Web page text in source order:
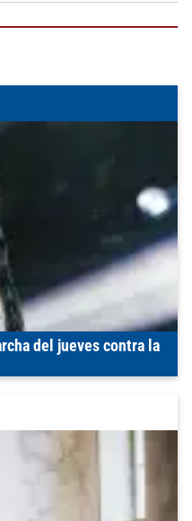
del jueves contra la